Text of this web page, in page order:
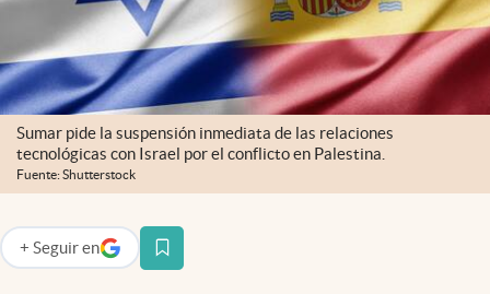
Sumar pide la suspensión inmediata de las relaciones
tecnológicas con Israel por el conflicto en Palestina.
Fuente: Shutterstock
+ Seguir en
abre en nueva pestaña